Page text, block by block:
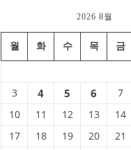
2026 8월
월 화 수 목 금
3 4 5 6 7
10
11 12 13 14
17
18 19 20 21